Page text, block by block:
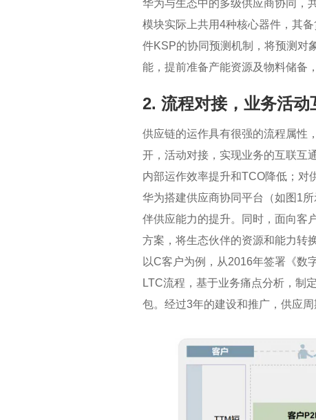
华为与生态中的多级供应商协同，
模块实际上共用4种核心器件，其
件KSP的协同预测机制，将预测对
能，提前准备产能资源及物料储备
2. 流程对接，业务活
供应链的运作具有很强的流程属性
开，活动对接，实现业务的互联互
内部运作效率提升和TCO降低；对
华为搭建供应商协同平台（如图1
伴供应能力的提升。同时，面向客
方案，将生态伙伴的资源和能力转
以C客户为例，从2016年签署《数
LTC流程，基于业务痛点分析，制
包。经过3年的建设和推广，供应